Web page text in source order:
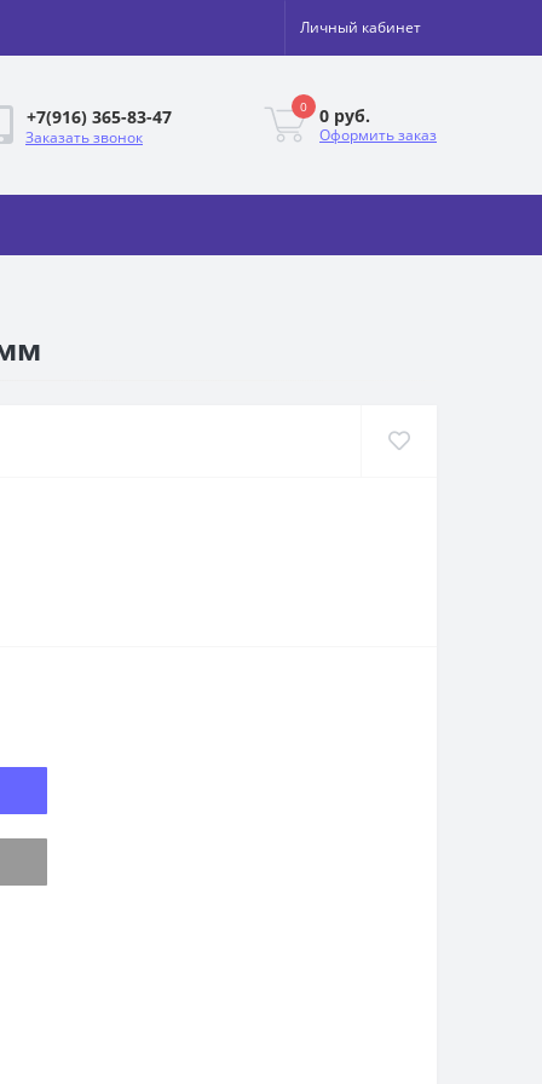
Личный кабинет
+7(916) 365-83-47
Заказать звонок
0 0 руб.
Оформить заказ